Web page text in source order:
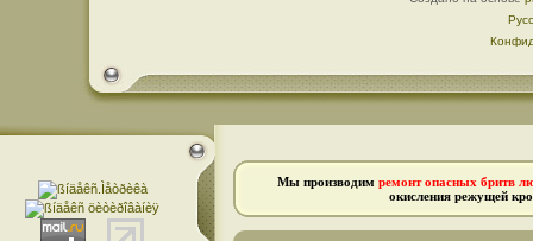
Мы производим ремонт опасных бритв
окисления режущей